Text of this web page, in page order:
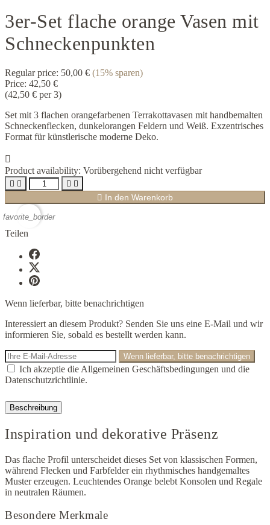
3er-Set flache orange Vasen mit
Schneckenpunkten
Regular price: 50,00 € (15% sparen)
Price: 42,50 €
(42,50 € per 3)
Set mit 3 flachen orangefarbenen Terrakottavasen mit handbemalten
Schneckenflecken, dunkelorangen Feldern und Weiß. Exzentrisches
Format für künstlerische moderne Deko.

Product availability: Vorübergehend nicht verfügbar
   
 In den Warenkorb
favorite_border
Teilen
Wenn lieferbar, bitte benachrichtigen
Interessiert an diesem Produkt? Senden Sie uns eine E-Mail und wir
informieren Sie, sobald es bestellt werden kann.
Wenn lieferbar, bitte benachrichtigen
Ich akzeptie die Allgemeinen Geschäftsbedingungen und die
Datenschutzrichtlinie.
Beschreibung
Inspiration und dekorative Präsenz
Das flache Profil unterscheidet dieses Set von klassischen Formen,
während Flecken und Farbfelder ein rhythmisches handgemaltes
Muster erzeugen. Leuchtendes Orange belebt Konsolen und Regale
in neutralen Räumen.
Besondere Merkmale